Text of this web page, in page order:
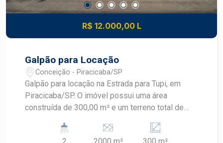
R$ 12.000,00 L
Galpão para Locação
Conceição - Piracicaba/SP
Galpão para locação na Estrada para Tupi, em
Piracicaba/SP. O imóvel possui uma área
construída de 300,00 m² e um terreno total de
industriais. Para mais informações, entre em